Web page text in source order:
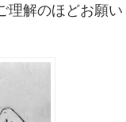
解のほどお願い